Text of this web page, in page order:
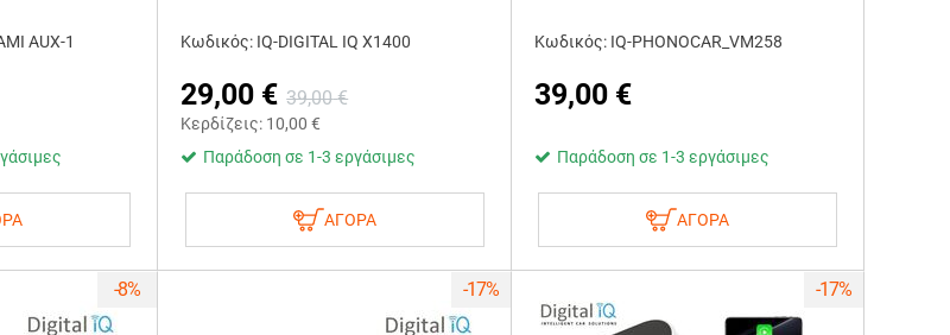
AUX-1 Κωδικός: IQ-DIGITAL IQ X1400
29,00 € 39,00 €
Κερδίζεις: 10,00 €
Παράδοση σε 1-3 εργάσιμες
ΑΓΟΡΑ
Κωδικός: IQ-PHONOCAR_VM258
39,00 €
Παράδοση σε 1-3 εργάσιμες
ΑΓΟΡΑ
-8% -17% -17%